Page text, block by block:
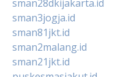
sman28dkijakarta.id
sman3jogja.id
sman81jkt.id
sman2malang.id
sman21jkt.id